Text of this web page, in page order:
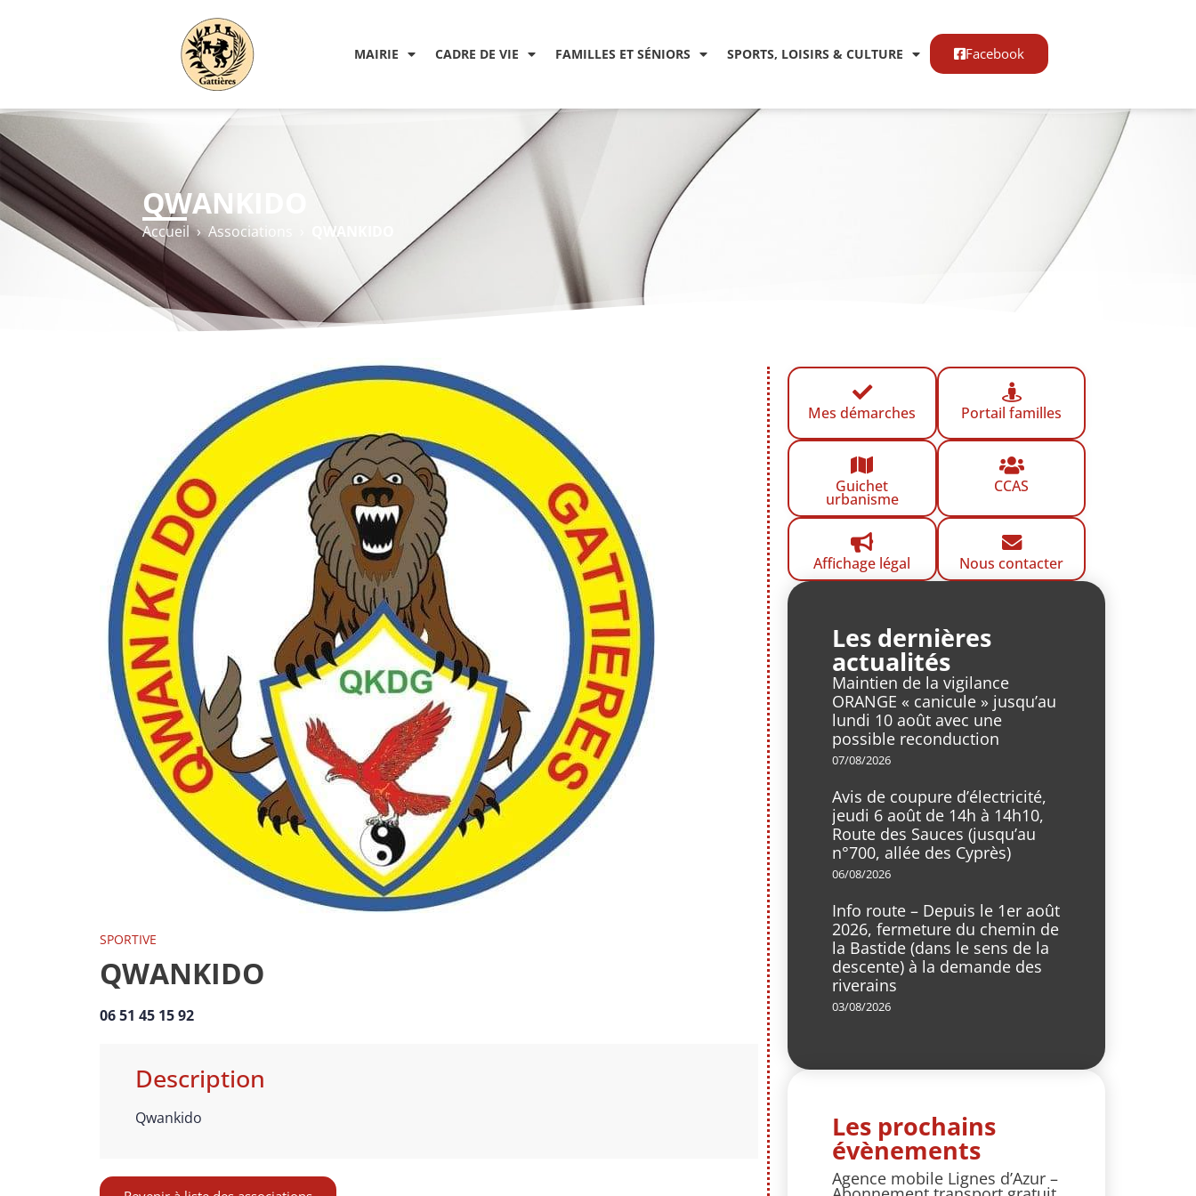
MAIRIE CADRE DE VIE FAMILLES ET SÉNIORS SPORTS, LOISIRS & CULTURE Facebook
QWANKIDO
Accueil› Associations QWANKIDO
SPORTIVE
QWANKIDO
06 51 45 15 92
Description
Qwankido
Mes démarches Portail familles
Guichet
urbanisme
CCAS
Affichage légal Nous contacter
Les dernières
actualités
Maintien de la vigilance
ORANGE « canicule » jusqu’au
lundi 10 août avec une
possible reconduction
07/08/2026
Avis de coupure d’électricité,
jeudi 6 août de 14h à 14h10,
Route des Sauces (jusqu’au
n°700, allée des Cyprès)
06/08/2026
Info route – Depuis le 1er août
2026, fermeture du chemin de
la Bastide (dans le sens de la
descente) à la demande des
riverains
03/08/2026
Les prochains
évènements
Agence mobile Lignes d’Azur –